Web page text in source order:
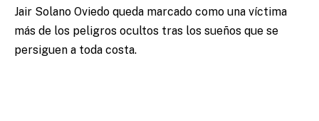
Jair Solano Oviedo queda marcado como una víctima
más de los peligros ocultos tras los sueños que se
persiguen a toda costa.